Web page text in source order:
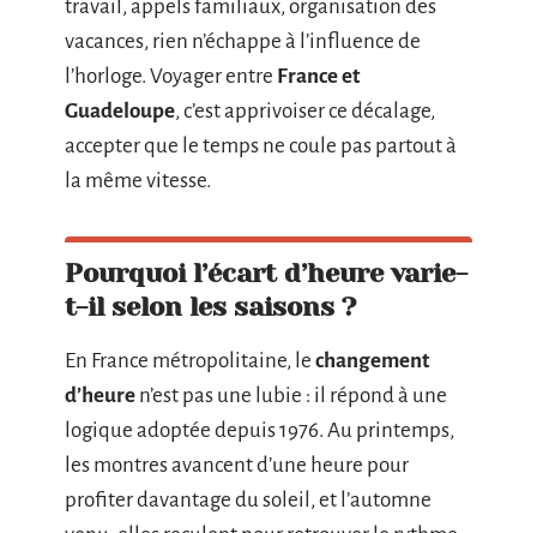
travail, appels familiaux, organisation des
vacances, rien n’échappe à l’influence de
l’horloge. Voyager entre France et
Guadeloupe, c’est apprivoiser ce décalage,
accepter que le temps ne coule pas partout à
la même vitesse.
Pourquoi l’écart d’heure varie-
t-il selon les saisons ?
En France métropolitaine, le changement
d’heure n’est pas une lubie : il répond à une
logique adoptée depuis 1976. Au printemps,
les montres avancent d’une heure pour
profiter davantage du soleil, et l’automne